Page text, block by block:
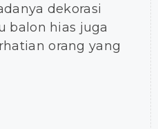
dekorasi
balon hias juga
orang yang